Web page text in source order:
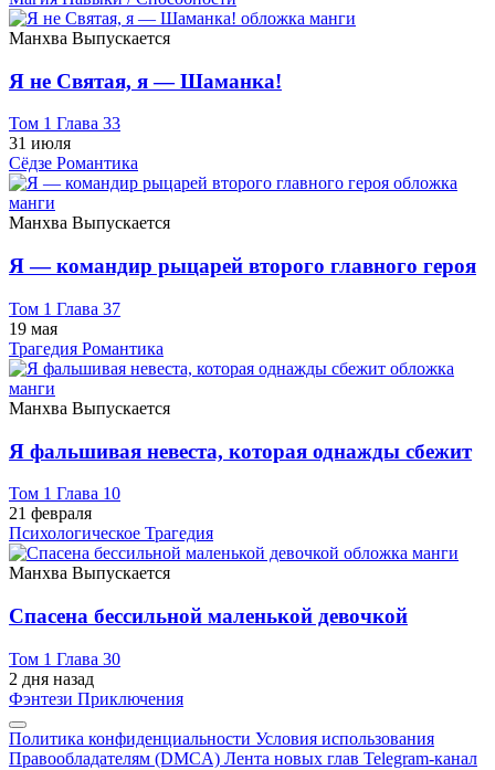
Манхва Выпускается
Я не Святая, я — Шаманка!
Том 1 Глава 33
31 июля
Сёдзе Романтика
Манхва Выпускается
Я — командир рыцарей второго главного героя
Том 1 Глава 37
19 мая
Трагедия Романтика
Манхва Выпускается
Я фальшивая невеста, которая однажды сбежит
Том 1 Глава 10
21 февраля
Психологическое Трагедия
Манхва Выпускается
Спасена бессильной маленькой девочкой
Том 1 Глава 30
2 дня назад
Фэнтези Приключения
Политика конфиденциальности Условия использования
Правообладателям (DMCA) Лента новых глав Telegram-канал